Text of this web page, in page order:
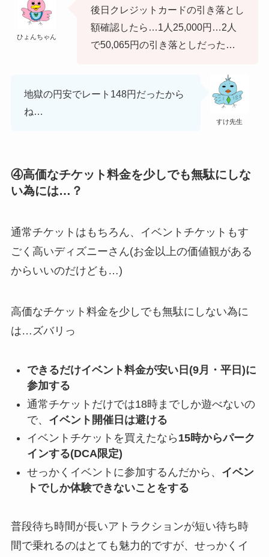
ひょんちゃん
後日クレジットカードの引き落とし
額確認したら…1人25,000円…2人
で50,065円の引き落としだった…
すけ先生
地獄の円安でレート148円だったから
ね…
④高価なチケット料金を少しでも無駄にしな
い為には…？
通常チケットはもちろん、イベントチケットもす
ごく高いディズニーさん(お金以上の価値観がある
からいいのだけども…)
高価なチケット料金を少しでも無駄にしない為に
は…ズバリっ
できるだけイベント料金が安い日(9月・平日)に
参加する
通常チケットだけでは18時までしか遊べないの
で、 イベント開催日は避ける
イベントチケットを買えたなら 15時からパーク
インする(DCA限定)
せっかくイベントに参加するんだから、 イベン
トでしか体験できないことをする
普段待ち時間が長いアトラクションが短い待ち時
間で乗れるのはとても魅力的ですが、せっかくイ